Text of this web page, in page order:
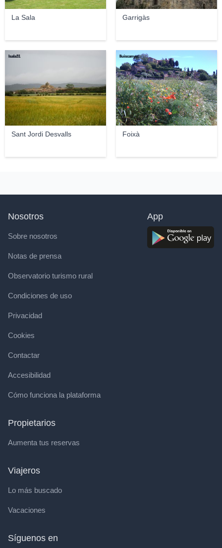
La Sala Garrigàs
Sant Jordi Desvalls
lsala31
Foixà
lluiscanyet
Nosotros
Sobre nosotros
Notas de prensa
Observatorio turismo rural
Condiciones de uso
Privacidad
Cookies
Contactar
Accesibilidad
Cómo funciona la plataforma
Propietarios
Aumenta tus reservas
Viajeros
Lo más buscado
Vacaciones
App
Síguenos en